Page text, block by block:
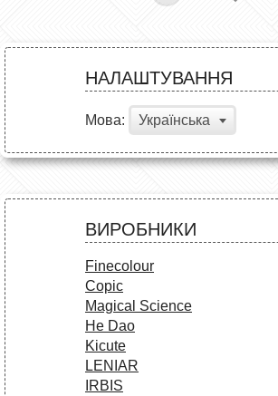
НАЛАШТУВАННЯ
Мова: Українська
ВИРОБНИКИ
Finecolour
Copic
Magical Science
He Dao
Kicute
LENIAR
IRBIS